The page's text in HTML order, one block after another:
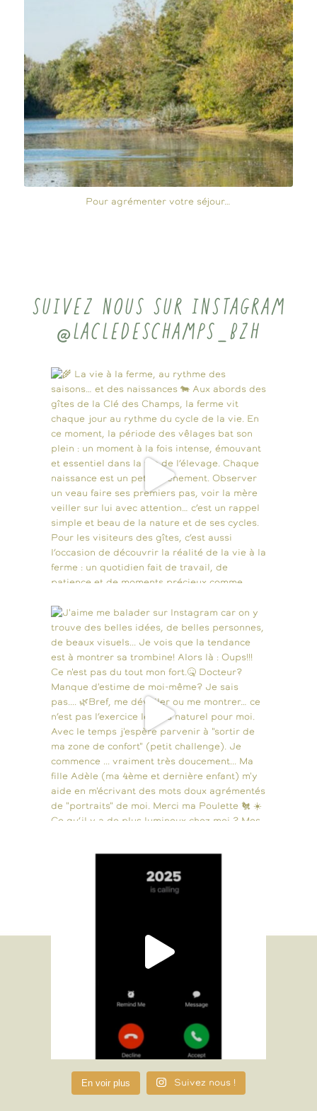
Pour agrémenter votre séjour…
SUIVEZ NOUS SUR INSTAGRAM
@LACLEDESCHAMPS_BZH
En voir plus Suivez nous !